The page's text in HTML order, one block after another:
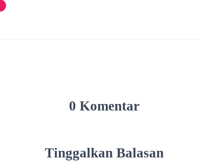
0 Komentar
Tinggalkan Balasan